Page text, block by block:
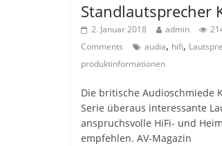
Standlautsprecher
2. Januar 2018 admin
Comments
audia, hifi,
produktinformationen
Die britische Audioschmiede
Serie überaus interessante
anspruchsvolle HiFi- und
empfehlen. AV-Magazin